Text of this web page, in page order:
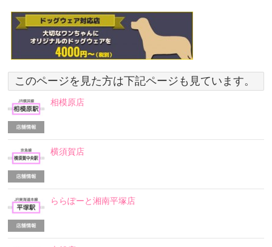
このページを見た方は下記ページも見ています。
相模原店
横須賀店
ららぽーと湘南平塚店